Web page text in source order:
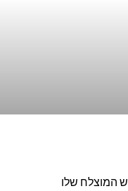
המוצלח שלו